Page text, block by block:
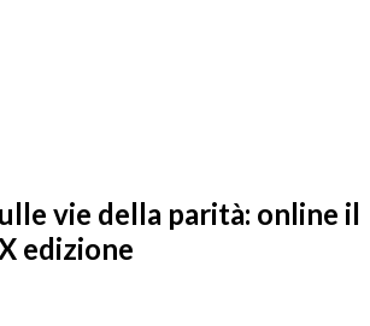
vie della parità: online il
edizione